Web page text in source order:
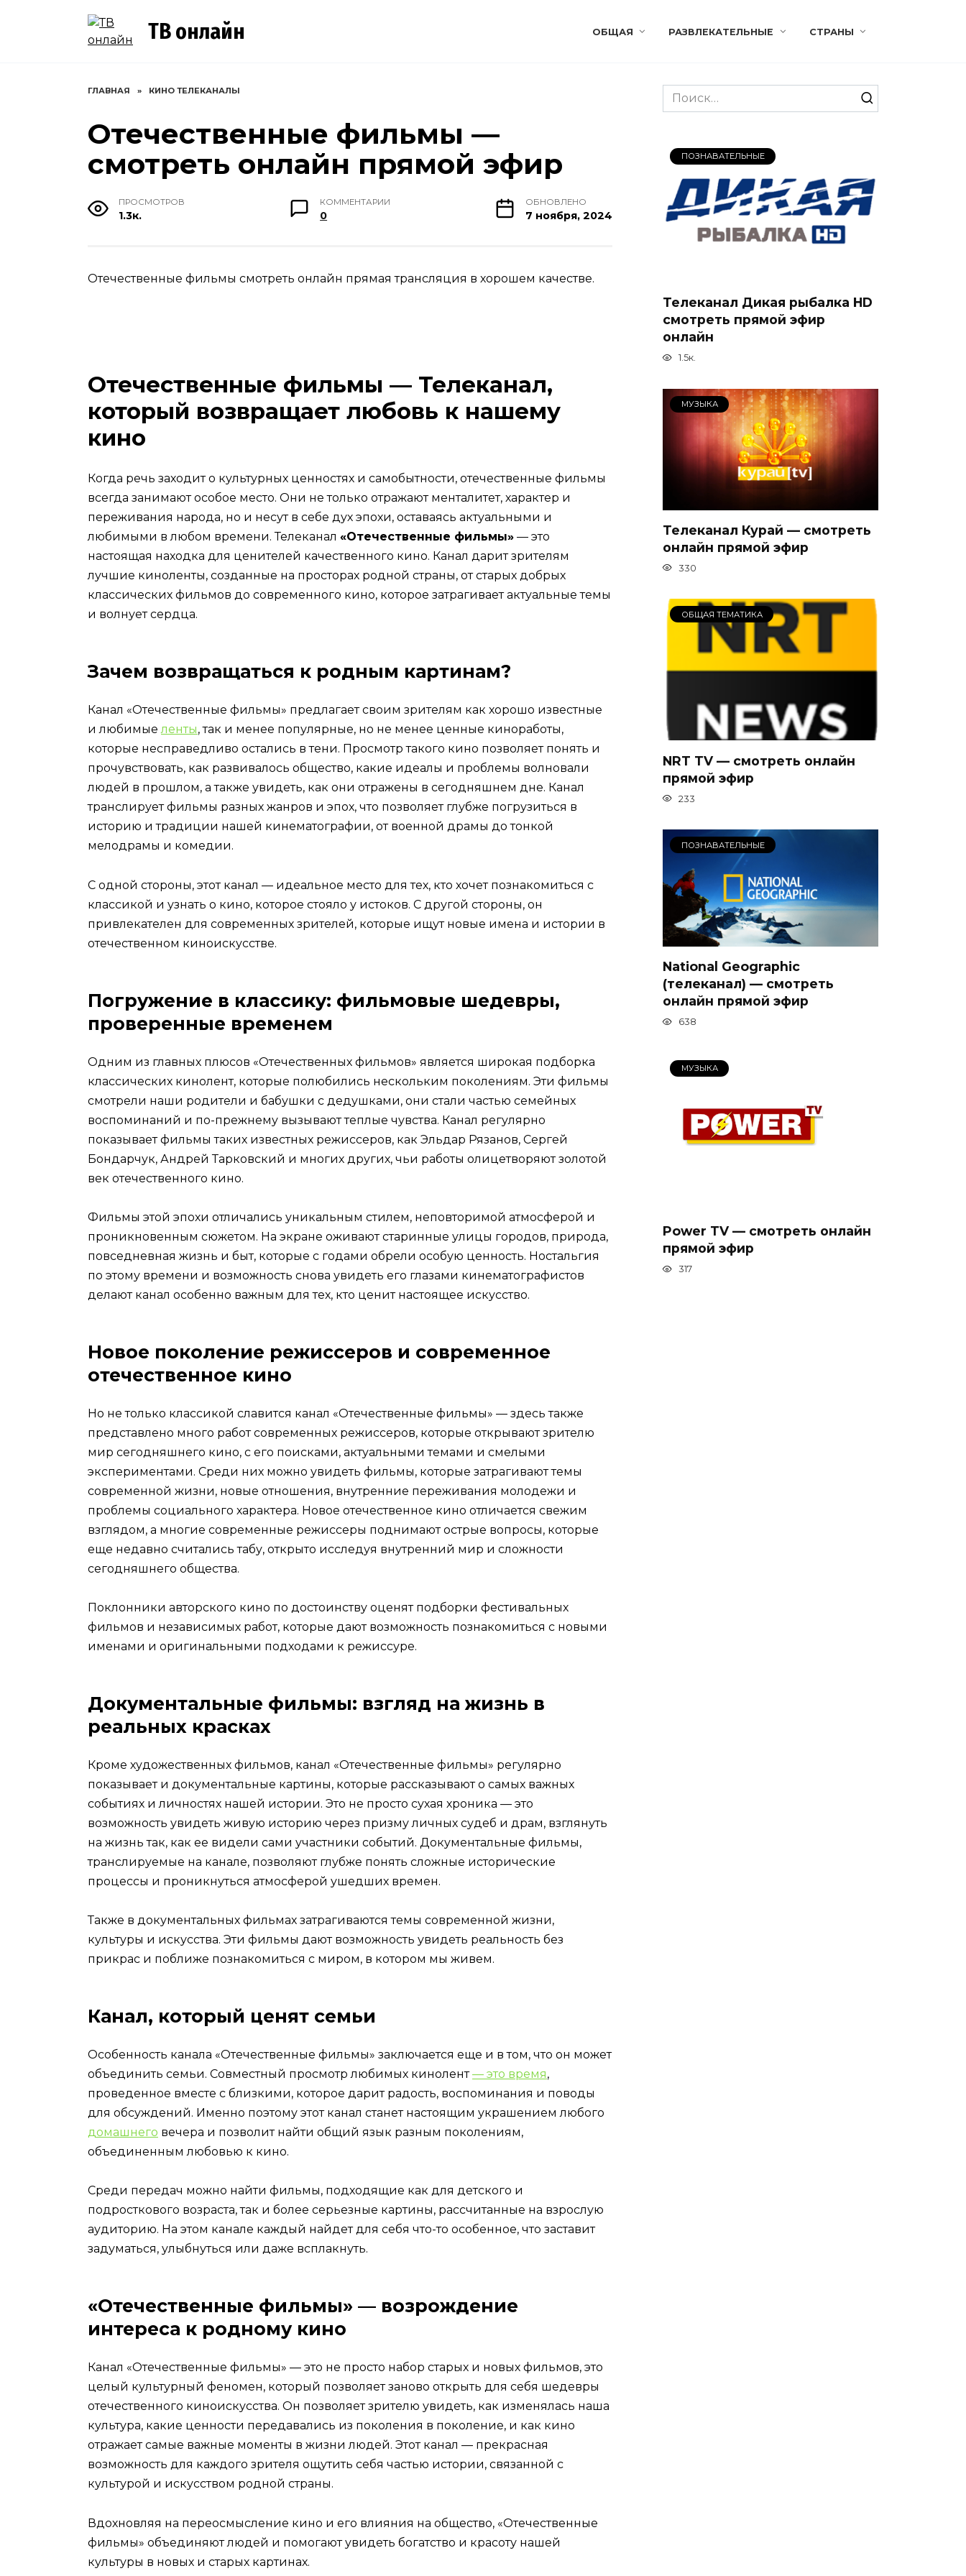
ТВ онлайн ОБЩАЯ РАЗВЛЕКАТЕЛЬНЫЕ СТРАНЫ
ГЛАВНАЯ » КИНО ТЕЛЕКАНАЛЫ
Отечественные фильмы —
смотреть онлайн прямой эфир
ПРОСМОТРОВ
1.3к.
КОММЕНТАРИИ
0
ОБНОВЛЕНО
7 ноября, 2024
Отечественные фильмы смотреть онлайн прямая трансляция в хорошем качестве.
Отечественные фильмы — Телеканал,
который возвращает любовь к нашему
кино
Когда речь заходит о культурных ценностях и самобытности, отечественные фильмы
всегда занимают особое место. Они не только отражают менталитет, характер и
переживания народа, но и несут в себе дух эпохи, оставаясь актуальными и
любимыми в любом времени. Телеканал «Отечественные фильмы» — это
настоящая находка для ценителей качественного кино. Канал дарит зрителям
лучшие киноленты, созданные на просторах родной страны, от старых добрых
классических фильмов до современного кино, которое затрагивает актуальные темы
и волнует сердца.
Зачем возвращаться к родным картинам?
Канал «Отечественные фильмы» предлагает своим зрителям как хорошо известные
и любимыеленты, так и менее популярные, но не менее ценные киноработы,
которые несправедливо остались в тени. Просмотр такого кино позволяет понять и
прочувствовать, как развивалось общество, какие идеалы и проблемы волновали
людей в прошлом, а также увидеть, как они отражены в сегодняшнем дне. Канал
транслирует фильмы разных жанров и эпох, что позволяет глубже погрузиться в
историю и традиции нашей кинематографии, от военной драмы до тонкой
мелодрамы и комедии.
С одной стороны, этот канал — идеальное место для тех, кто хочет познакомиться с
классикой и узнать о кино, которое стояло у истоков. С другой стороны, он
привлекателен для современных зрителей, которые ищут новые имена и истории в
отечественном киноискусстве.
Погружение в классику: фильмовые шедевры,
проверенные временем
Одним из главных плюсов «Отечественных фильмов» является широкая подборка
классических кинолент, которые полюбились нескольким поколениям. Эти фильмы
смотрели наши родители и бабушки с дедушками, они стали частью семейных
воспоминаний и по-прежнему вызывают теплые чувства. Канал регулярно
показывает фильмы таких известных режиссеров, как Эльдар Рязанов, Сергей
Бондарчук, Андрей Тарковский и многих других, чьи работы олицетворяют золотой
век отечественного кино.
Фильмы этой эпохи отличались уникальным стилем, неповторимой атмосферой и
проникновенным сюжетом. На экране оживают старинные улицы городов, природа,
повседневная жизнь и быт, которые с годами обрели особую ценность. Ностальгия
по этому времени и возможность снова увидеть его глазами кинематографистов
делают канал особенно важным для тех, кто ценит настоящее искусство.
Новое поколение режиссеров и современное
отечественное кино
Но не только классикой славится канал «Отечественные фильмы» — здесь также
представлено много работ современных режиссеров, которые открывают зрителю
мир сегодняшнего кино, с его поисками, актуальными темами и смелыми
экспериментами. Среди них можно увидеть фильмы, которые затрагивают темы
современной жизни, новые отношения, внутренние переживания молодежи и
проблемы социального характера. Новое отечественное кино отличается свежим
взглядом, а многие современные режиссеры поднимают острые вопросы, которые
еще недавно считались табу, открыто исследуя внутренний мир и сложности
сегодняшнего общества.
Поклонники авторского кино по достоинству оценят подборки фестивальных
фильмов и независимых работ, которые дают возможность познакомиться с новыми
именами и оригинальными подходами к режиссуре.
Документальные фильмы: взгляд на жизнь в
реальных красках
Кроме художественных фильмов, канал «Отечественные фильмы» регулярно
показывает и документальные картины, которые рассказывают о самых важных
событиях и личностях нашей истории. Это не просто сухая хроника — это
возможность увидеть живую историю через призму личных судеб и драм, взглянуть
на жизнь так, как ее видели сами участники событий. Документальные фильмы,
транслируемые на канале, позволяют глубже понять сложные исторические
процессы и проникнуться атмосферой ушедших времен.
Также в документальных фильмах затрагиваются темы современной жизни,
культуры и искусства. Эти фильмы дают возможность увидеть реальность без
прикрас и поближе познакомиться с миром, в котором мы живем.
Канал, который ценят семьи
Особенность канала «Отечественные фильмы» заключается еще и в том, что он может
объединить семьи. Совместный просмотр любимых кинолент— это время,
проведенное вместе с близкими, которое дарит радость, воспоминания и поводы
для обсуждений. Именно поэтому этот канал станет настоящим украшением любого
домашнего вечера и позволит найти общий язык разным поколениям,
объединенным любовью к кино.
Среди передач можно найти фильмы, подходящие как для детского и
подросткового возраста, так и более серьезные картины, рассчитанные на взрослую
аудиторию. На этом канале каждый найдет для себя что-то особенное, что заставит
задуматься, улыбнуться или даже всплакнуть.
«Отечественные фильмы» — возрождение
интереса к родному кино
Канал «Отечественные фильмы» — это не просто набор старых и новых фильмов, это
целый культурный феномен, который позволяет заново открыть для себя шедевры
отечественного киноискусства. Он позволяет зрителю увидеть, как изменялась наша
культура, какие ценности передавались из поколения в поколение, и как кино
отражает самые важные моменты в жизни людей. Этот канал — прекрасная
возможность для каждого зрителя ощутить себя частью истории, связанной с
культурой и искусством родной страны.
Вдохновляя на переосмысление кино и его влияния на общество, «Отечественные
фильмы» объединяют людей и помогают увидеть богатство и красоту нашей
культуры в новых и старых картинах.
Search
for:
ПОЗНАВАТЕЛЬНЫЕ
Телеканал Дикая рыбалка HD
смотреть прямой эфир
онлайн
1.5к.
МУЗЫКА
Телеканал Курай — смотреть
онлайн прямой эфир
330
ОБЩАЯ ТЕМАТИКА
NRT TV — смотреть онлайн
прямой эфир
233
ПОЗНАВАТЕЛЬНЫЕ
National Geographic
(телеканал) — смотреть
онлайн прямой эфир
638
МУЗЫКА
Power TV — смотреть онлайн
прямой эфир
317